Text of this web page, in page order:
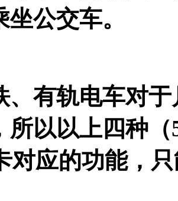
公交车。
、有轨电车对
所以以上四种
对应的功能，